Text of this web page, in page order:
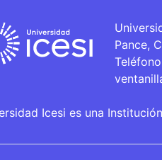
Pance,
Icesi es una